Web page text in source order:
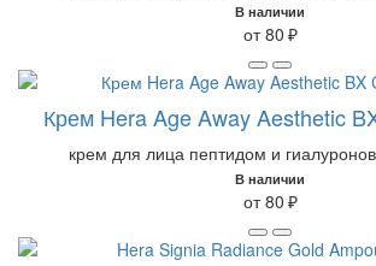
В наличии
от 80 ₽
Крем Hera Age Away Aesthetic
крем для лица пептидом и
В наличии
от 80 ₽